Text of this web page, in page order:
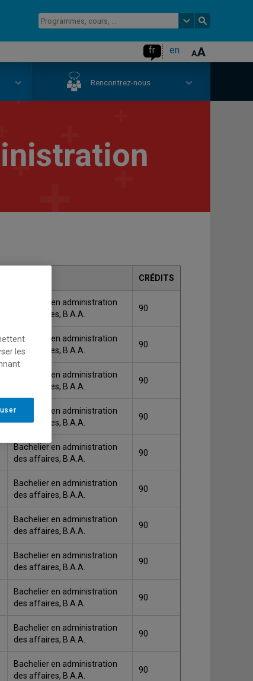
fr en
Rencontrez-nous
CRÉDITS
Bachelier en administration
des affaires, B.A.A.
90
Bachelier en administration
des affaires, B.A.A.
90
Bachelier en administration
des affaires, B.A.A.
90
Bachelier en administration
des affaires, B.A.A.
90
Bachelier en administration
des affaires, B.A.A.
90
Bachelier en administration
des affaires, B.A.A.
90
Bachelier en administration
des affaires, B.A.A.
90
Bachelier en administration
des affaires, B.A.A.
90
Bachelier en administration
des affaires, B.A.A.
90
Bachelier en administration
des affaires, B.A.A.
90
Bachelier en administration
des affaires, B.A.A.
90
les